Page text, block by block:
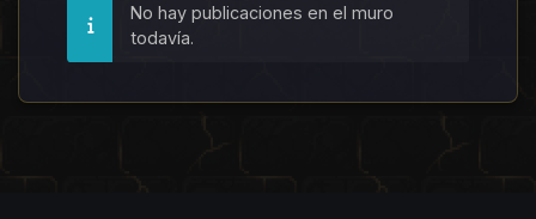
No hay publicaciones en el muro
todavía.